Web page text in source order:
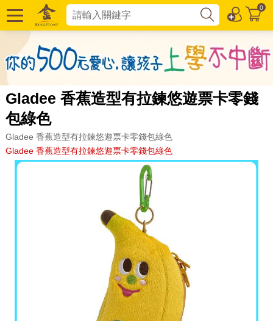
0
Gladee 香蕉造型有拉鍊悠遊票卡零錢
包綠色
Gladee 香蕉造型有拉鍊悠遊票卡零錢包綠色
Gladee 香蕉造型有拉鍊悠遊票卡零錢包綠色